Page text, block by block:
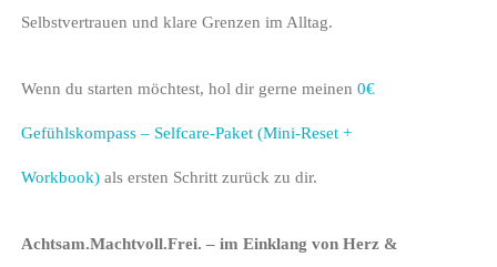
Selbstvertrauen und klare Grenzen im Alltag.
Wenn du starten möchtest, hol dir gerne meinen0€
Gefühlskompass – Selfcare-Paket (Mini-Reset +
Workbook) als ersten Schritt zurück zu dir.
Achtsam.Machtvoll.Frei. – im Einklang von Herz &